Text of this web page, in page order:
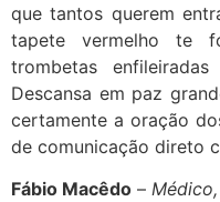
que tantos querem
tapete vermelho te
trombetas
Descansa em paz
certamente a oração
de comunicação direto
Fábio Macêdo –